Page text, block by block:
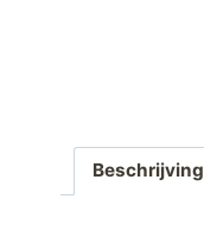
Beschrijving